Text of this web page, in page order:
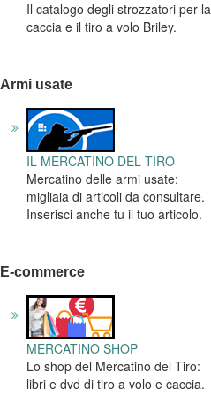
Il catalogo degli strozzatori per la
caccia e il tiro a volo Briley.
Armi usate
IL MERCATINO DEL TIRO
Mercatino delle armi usate:
migliaia di articoli da consultare.
Inserisci anche tu il tuo articolo.
E-commerce
MERCATINO SHOP
Lo shop del Mercatino del Tiro:
libri e dvd di tiro a volo e caccia.